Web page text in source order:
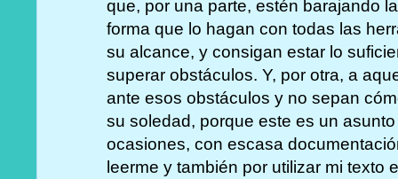
que, por una parte, estén barajando
forma que lo hagan con todas las
su alcance, y consigan estar lo
superar obstáculos. Y, por otra, a
ante esos obstáculos y no sepan
su soledad, porque este es un
ocasiones, con escasa
leerme y también por utilizar mi texto